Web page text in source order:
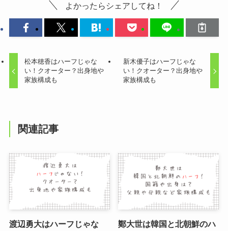
よかったらシェアしてね！
松本穂香はハーフじゃな
い！クオーター？出身地や
家族構成も
新木優子はハーフじゃな
い！クオーター？出身地や
家族構成も
関連記事
渡辺勇大はハーフじゃな
鄭大世は韓国と北朝鮮のハ